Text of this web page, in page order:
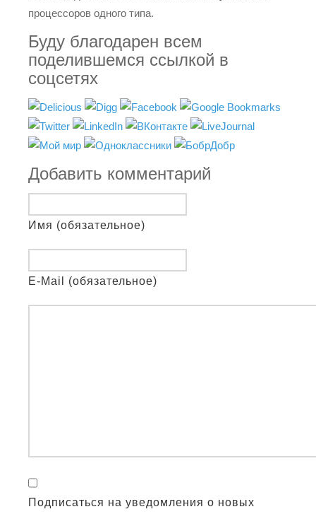
процессоров одного типа.
Буду благодарен всем
поделившемся ссылкой в
соцсетях
Добавить комментарий
Имя (обязательное)
E-Mail (обязательное)
Подписаться на уведомления о новых